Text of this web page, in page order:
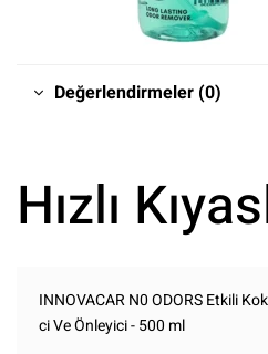
Değerlendirmeler (0)
Hızlı
INNOVACAR N0 ODORS Etkili
ci Ve Önleyici - 500 ml